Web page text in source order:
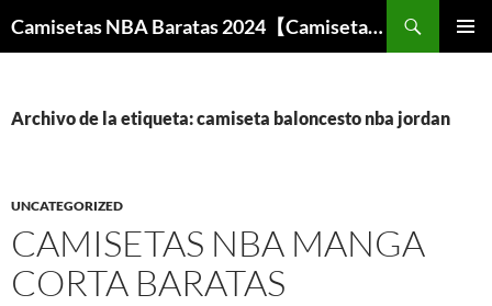
Camisetas NBA Baratas 2024【Camisetas Especiales Baloncesto】
Archivo de la etiqueta: camiseta baloncesto nba jordan
UNCATEGORIZED
CAMISETAS NBA MANGA
CORTA BARATAS